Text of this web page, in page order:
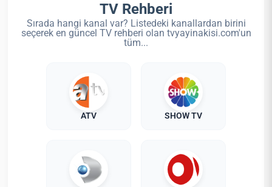
TV Rehberi
Sırada hangi kanal var? Listedeki kanallardan birini
seçerek en güncel TV rehberi olan tvyayinakisi.com'un
tüm...
ATV SHOW TV